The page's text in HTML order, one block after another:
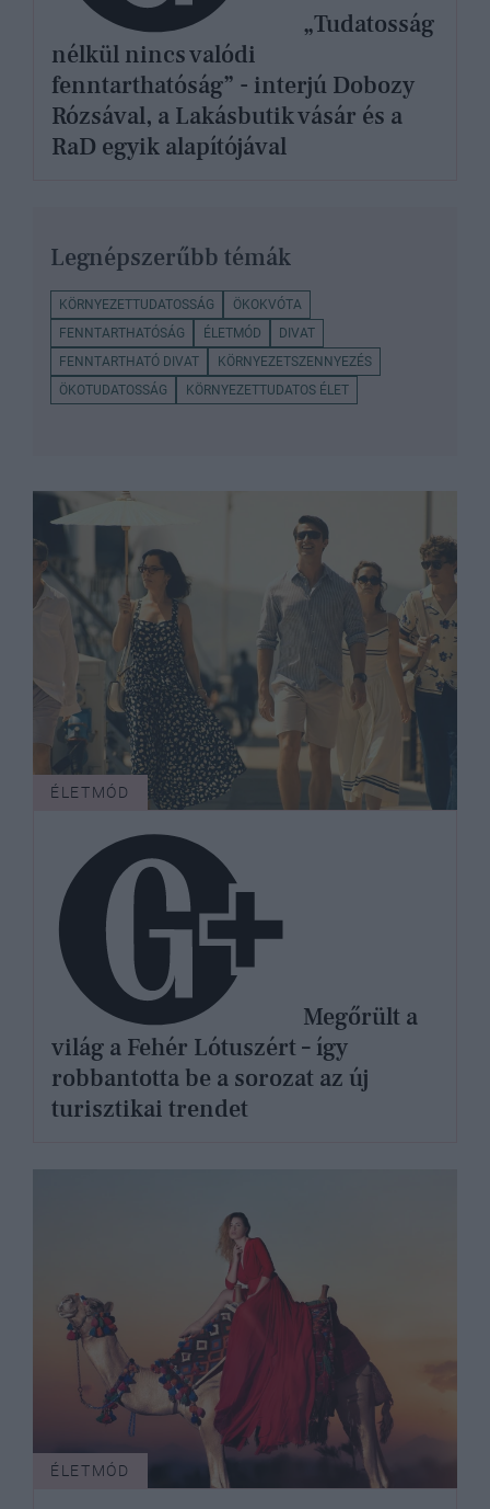
„Tudatosság
nélkül nincs valódi
fenntarthatóság” - interjú Dobozy
Rózsával, a Lakásbutik vásár és a
RaD egyik alapítójával
Legnépszerűbb témák
KÖRNYEZETTUDATOSSÁG
ÖKOKVÓTA
FENNTARTHATÓSÁG
ÉLETMÓD
DIVAT
FENNTARTHATÓ DIVAT
KÖRNYEZETSZENNYEZÉS
ÖKOTUDATOSSÁG
KÖRNYEZETTUDATOS ÉLET
ÉLETMÓD
világ a Fehér Lótuszért – így
robbantotta be a sorozat az új
turisztikai trendet
ÉLETMÓD